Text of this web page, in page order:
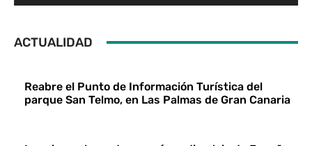
ACTUALIDAD
Reabre el Punto de Información Turística del
parque San Telmo, en Las Palmas de Gran Canaria